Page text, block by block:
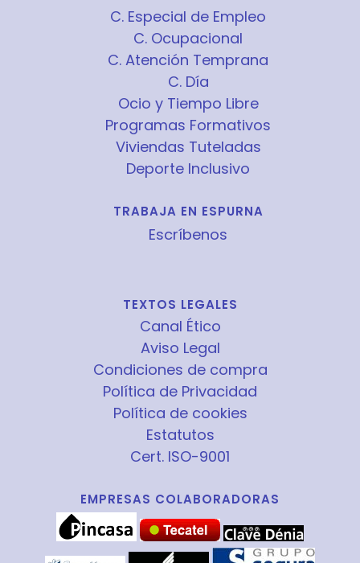
C. Especial de Empleo
C. Ocupacional
C. Atención Temprana
C. Día
Ocio y Tiempo Libre
Programas Formativos
Viviendas Tuteladas
Deporte Inclusivo
TRABAJA EN ESPURNA
Escríbenos
TEXTOS LEGALES
Canal Ético
Aviso Legal
Condiciones de compra
Política de Privacidad
Política de cookies
Estatutos
Cert. ISO-9001
EMPRESAS COLABORADORAS